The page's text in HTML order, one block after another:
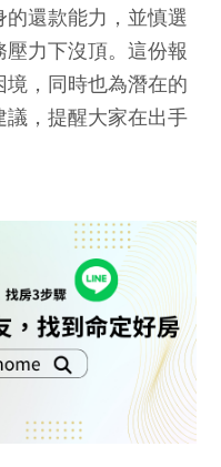
還款能力，並慎選
力下沒頂。這份報
，同時也為潛在的
議，提醒大家在出手